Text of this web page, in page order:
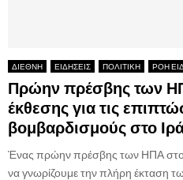
ΔΙΕΘΝΗ ΕΙΔΗΣΕΙΣ ΠΟΛΙΤΙΚΗ ΡΟΗ
Πρώην πρέσβης των
έκθεσης για τις
βομβαρδισμούς στο
Ένας πρώην πρέσβης των ΗΠΑ στο
να γνωρίζουμε την πλήρη έκταση